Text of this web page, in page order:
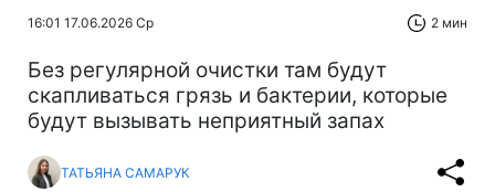
16:01 17.06.2026 Ср 2 мин
Без регулярной очистки там будут
скапливаться грязь и бактерии, которые
будут вызывать неприятный запах
ТАТЬЯНА САМАРУК